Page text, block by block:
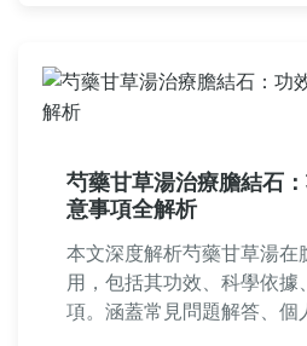
芍藥甘草湯治療膽結石
意事項全解析
本文深度解析芍藥甘草湯在
用，包括其功效、科學依據
項。涵蓋常見問題解答、個